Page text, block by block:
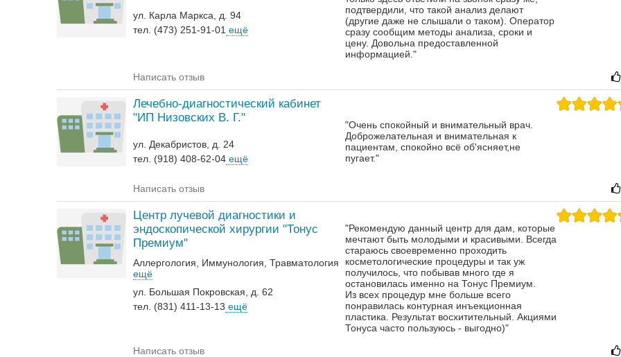
ул. Карла Маркса, д. 94
тел. (473) 251-91-01 ещё
подтвердили, что такой анализ делают
(другие даже не слышали о таком). Оператор
сразу сообщим методы анализа, сроки и
цену. Довольна предоставленной
информацией."
Написать отзыв
Лечебно-диагностический кабинет
"ИП Низовских В. Г."
ул. Декабристов, д. 24
тел. (918) 408-62-04 ещё
"Очень спокойный и внимательный врач.
Доброжелательная и внимательная к
пациентам, спокойно всё об'ясняет,не
пугает."
Написать отзыв
Центр лучевой диагностики и
эндоскопической хирургии "Тонус
Премиум"
Аллергология Иммунология Травматология
ещё
ул. Большая Покровская, д. 62
тел. (831) 411-13-13 ещё
"Рекомендую данный центр для дам, которые
мечтают быть молодыми и красивыми. Всегда
стараюсь своевременно проходить
косметологические процедуры и так уж
получилось, что побывав много где я
остановилась именно на Тонус Премиум.
Из всех процедур мне больше всего
понравилась контурная инъекционная
пластика. Результат восхитительный. Акциями
Тонуса часто пользуюсь - выгодно)"
Написать отзыв